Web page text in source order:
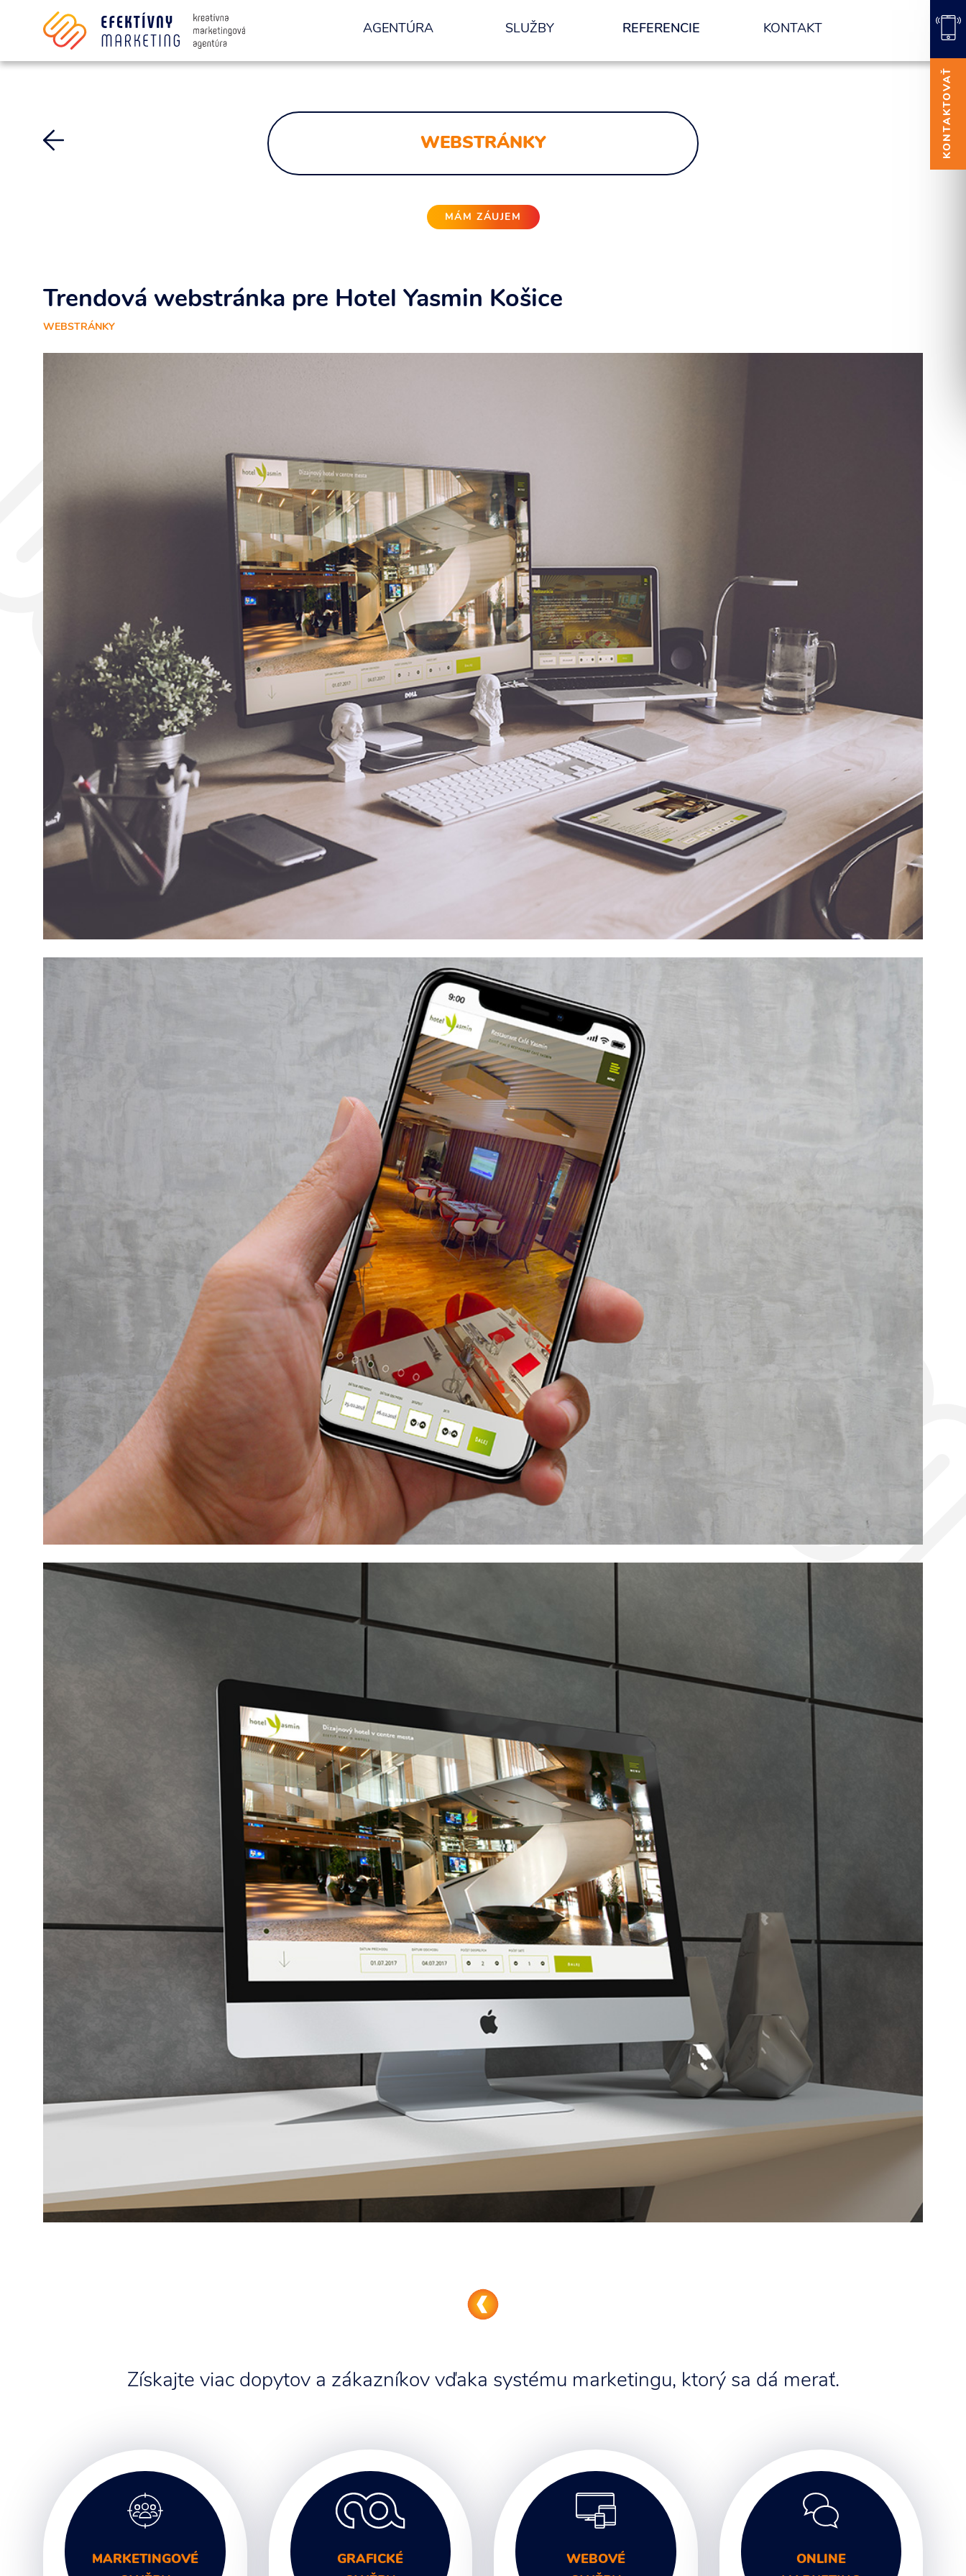
AGENTÚRA SLUŽBY REFERENCIE KONTAKT
WEBSTRÁNKY
MÁM ZÁUJEM
Trendová webstránka pre Hotel Yasmin Košice
WEBSTRÁNKY
Získajte viac dopytov a zákazníkov vďaka systému marketingu, ktorý sa dá merať.
MARKETINGOVÉ
GRAFICKÉ
WEBOVÉ
ONLINE
KONTAKTOVAŤ
Súhlasím so spracovaním osobných informácií.